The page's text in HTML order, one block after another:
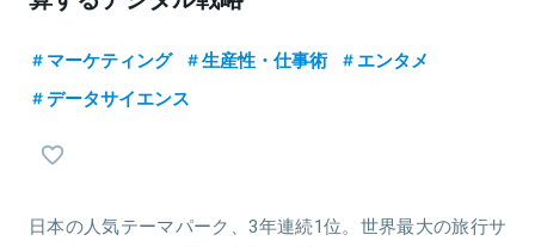
マーケティング 生産性・仕事術
エンタメ
データサイエンス
日本の人気テーマパーク、3年連続1位。世界最大の旅行サ